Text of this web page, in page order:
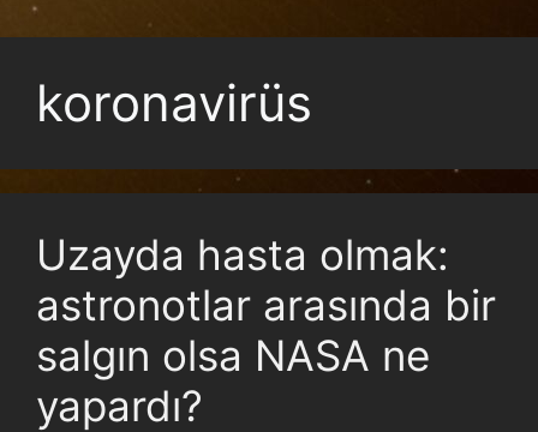
koronavirüs
Uzayda hasta olmak:
astronotlar arasında bir
salgın olsa NASA ne
yapardı?